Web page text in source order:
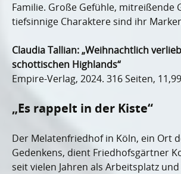
Familie. Große Gefühle, mitreißende
tiefsinnige Charaktere sind ihr
Claudia Tallian: „Weihnachtlich
schottischen Highlands“
Empire-Verlag, 2024. 316 Seiten,
„Es rappelt in der Kiste“
Der Melatenfriedhof in Köln, ein Ort
Gedenkens, dient Friedhofsgärtner
seit vielen Jahren als Arbeitsplatz